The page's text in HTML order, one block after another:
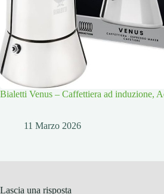
Bialetti Venus – Caffettiera ad induzione,
11 Marzo 2026
Lascia una risposta